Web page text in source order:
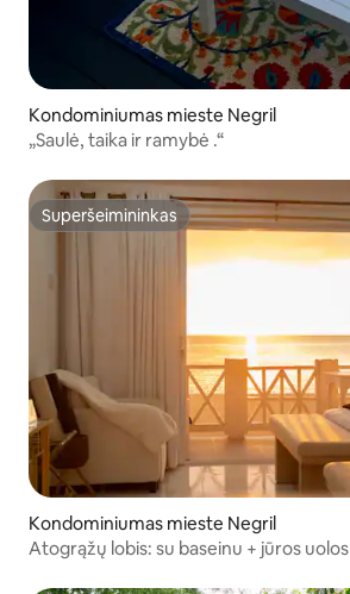
Kondominiumas mieste Negril
„Saulė, taika ir ramybė .“
Superšeimininkas
Superšeimininkas
Kondominiumas mieste Negril
Atogrąžų lobis: su baseinu + jūros uolos